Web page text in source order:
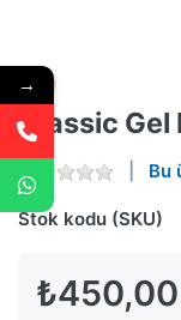
Classic Gel
Bu
Stok kodu (SKU)
₺450,00
→